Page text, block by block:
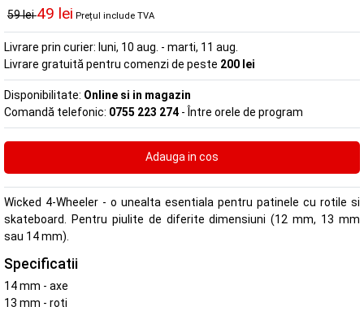
59 lei49 lei Prețul include TVA
Livrare prin curier: luni, 10 aug. - marti, 11 aug.
Livrare gratuită pentru comenzi de peste 200 lei
Disponibilitate: Online si in magazin
Comandă telefonic: 0755 223 274 - Între orele de program
Wicked 4-Wheeler - o unealta esentiala pentru patinele cu rotile si
skateboard. Pentru piulite de diferite dimensiuni (12 mm, 13 mm
sau 14 mm).
Specificatii
14 mm - axe
13 mm - roti